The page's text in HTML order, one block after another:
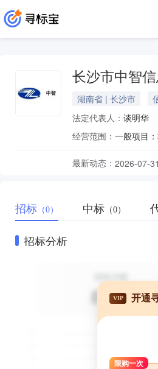
长沙市中智
湖南省 | 长沙市
法定代表人： 谈明华
经营范围：
最新动态： 2026-07-
招标 （0） 中标 （0）
招标分析
VIP 开通
限购一次